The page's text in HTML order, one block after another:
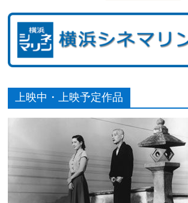
上映中・上映予定作品